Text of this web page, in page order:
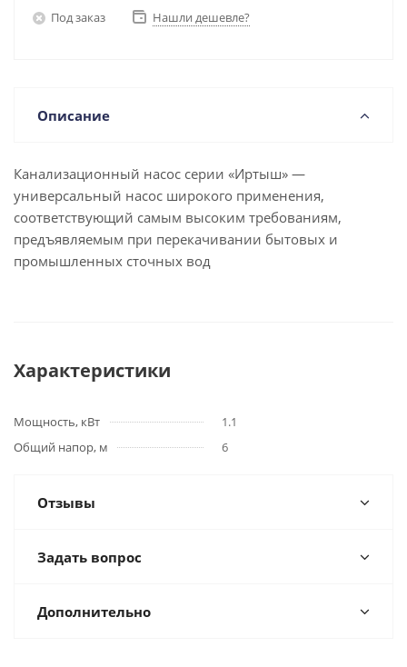
Под заказ Нашли дешевле?
Описание
Канализационный насос серии «Иртыш» —
универсальный насос широкого применения,
соответствующий самым высоким требованиям,
предъявляемым при перекачивании бытовых и
промышленных сточных вод
Характеристики
Мощность, кВт
1.1
Общий напор, м
6
Отзывы
Задать вопрос
Дополнительно